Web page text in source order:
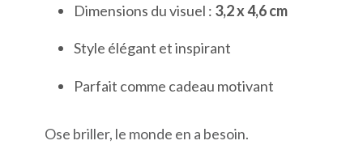
Dimensions du visuel : 3,2 x 4,6 cm
Style élégant et inspirant
Parfait comme cadeau motivant
Ose briller, le monde en a besoin.